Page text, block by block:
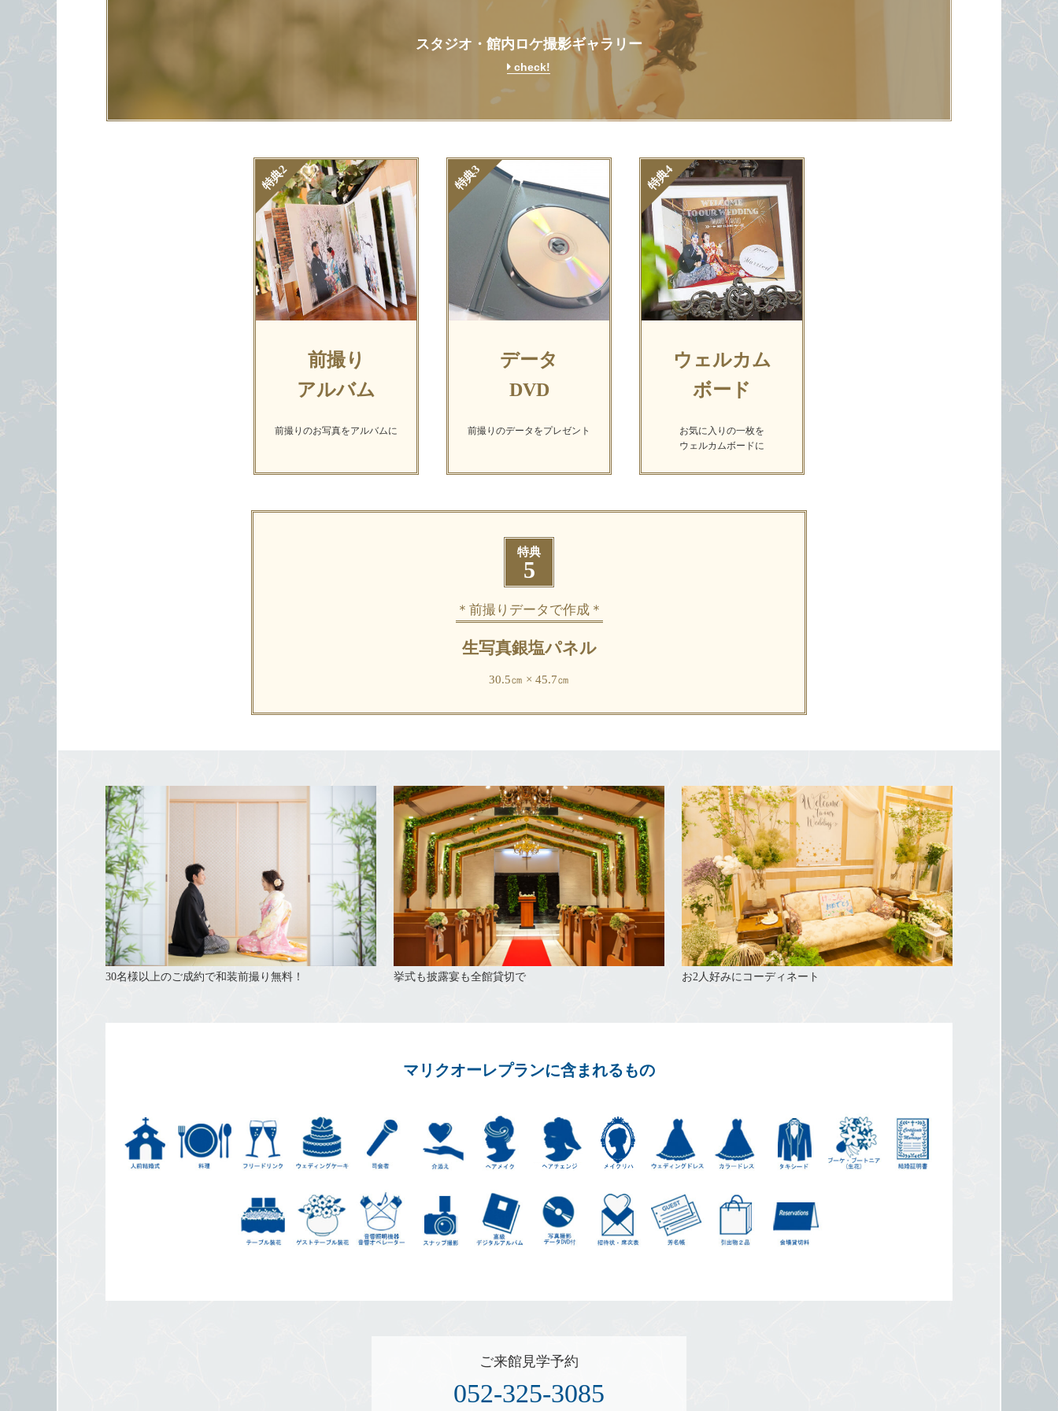
スタジオ・館内ロケ撮影ギャラリー
check!
前撮り
アルバム
前撮りのお写真をアルバムに
データ
DVD
前撮りのデータをプレゼント
ウェルカム
ボード
お気に入りの一枚を
ウェルカムボードに
特典
5
＊前撮りデータで作成＊
生写真銀塩パネル
30.5㎝ × 45.7㎝
30名様以上のご成約で和装前撮り無料！ 挙式も披露宴も全館貸切で お2人好みにコーディネート
マリクオーレプランに含まれるもの
ご来館見学予約
052-325-3085